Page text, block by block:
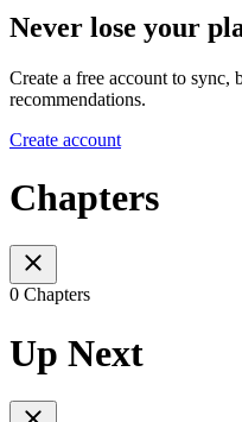
Never lose your
Create a free account to sync,
recommendations.
Create account
Chapters
0 Chapters
Up Next